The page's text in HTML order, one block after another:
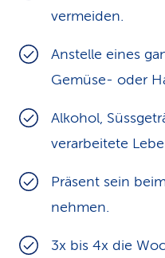
vermeiden.
Anstelle eines
Gemüse- oder
Alkohol,
verarbeitete
Präsent sein
nehmen.
3x bis 4x die